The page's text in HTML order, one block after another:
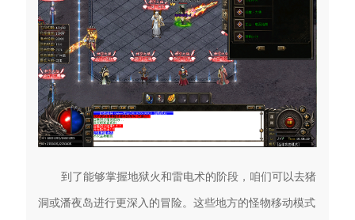
到了能够掌握地狱火和雷电术的阶段，咱们可以去猪
洞或潘夜岛进行更深入的冒险。这些地方的怪物移动模式